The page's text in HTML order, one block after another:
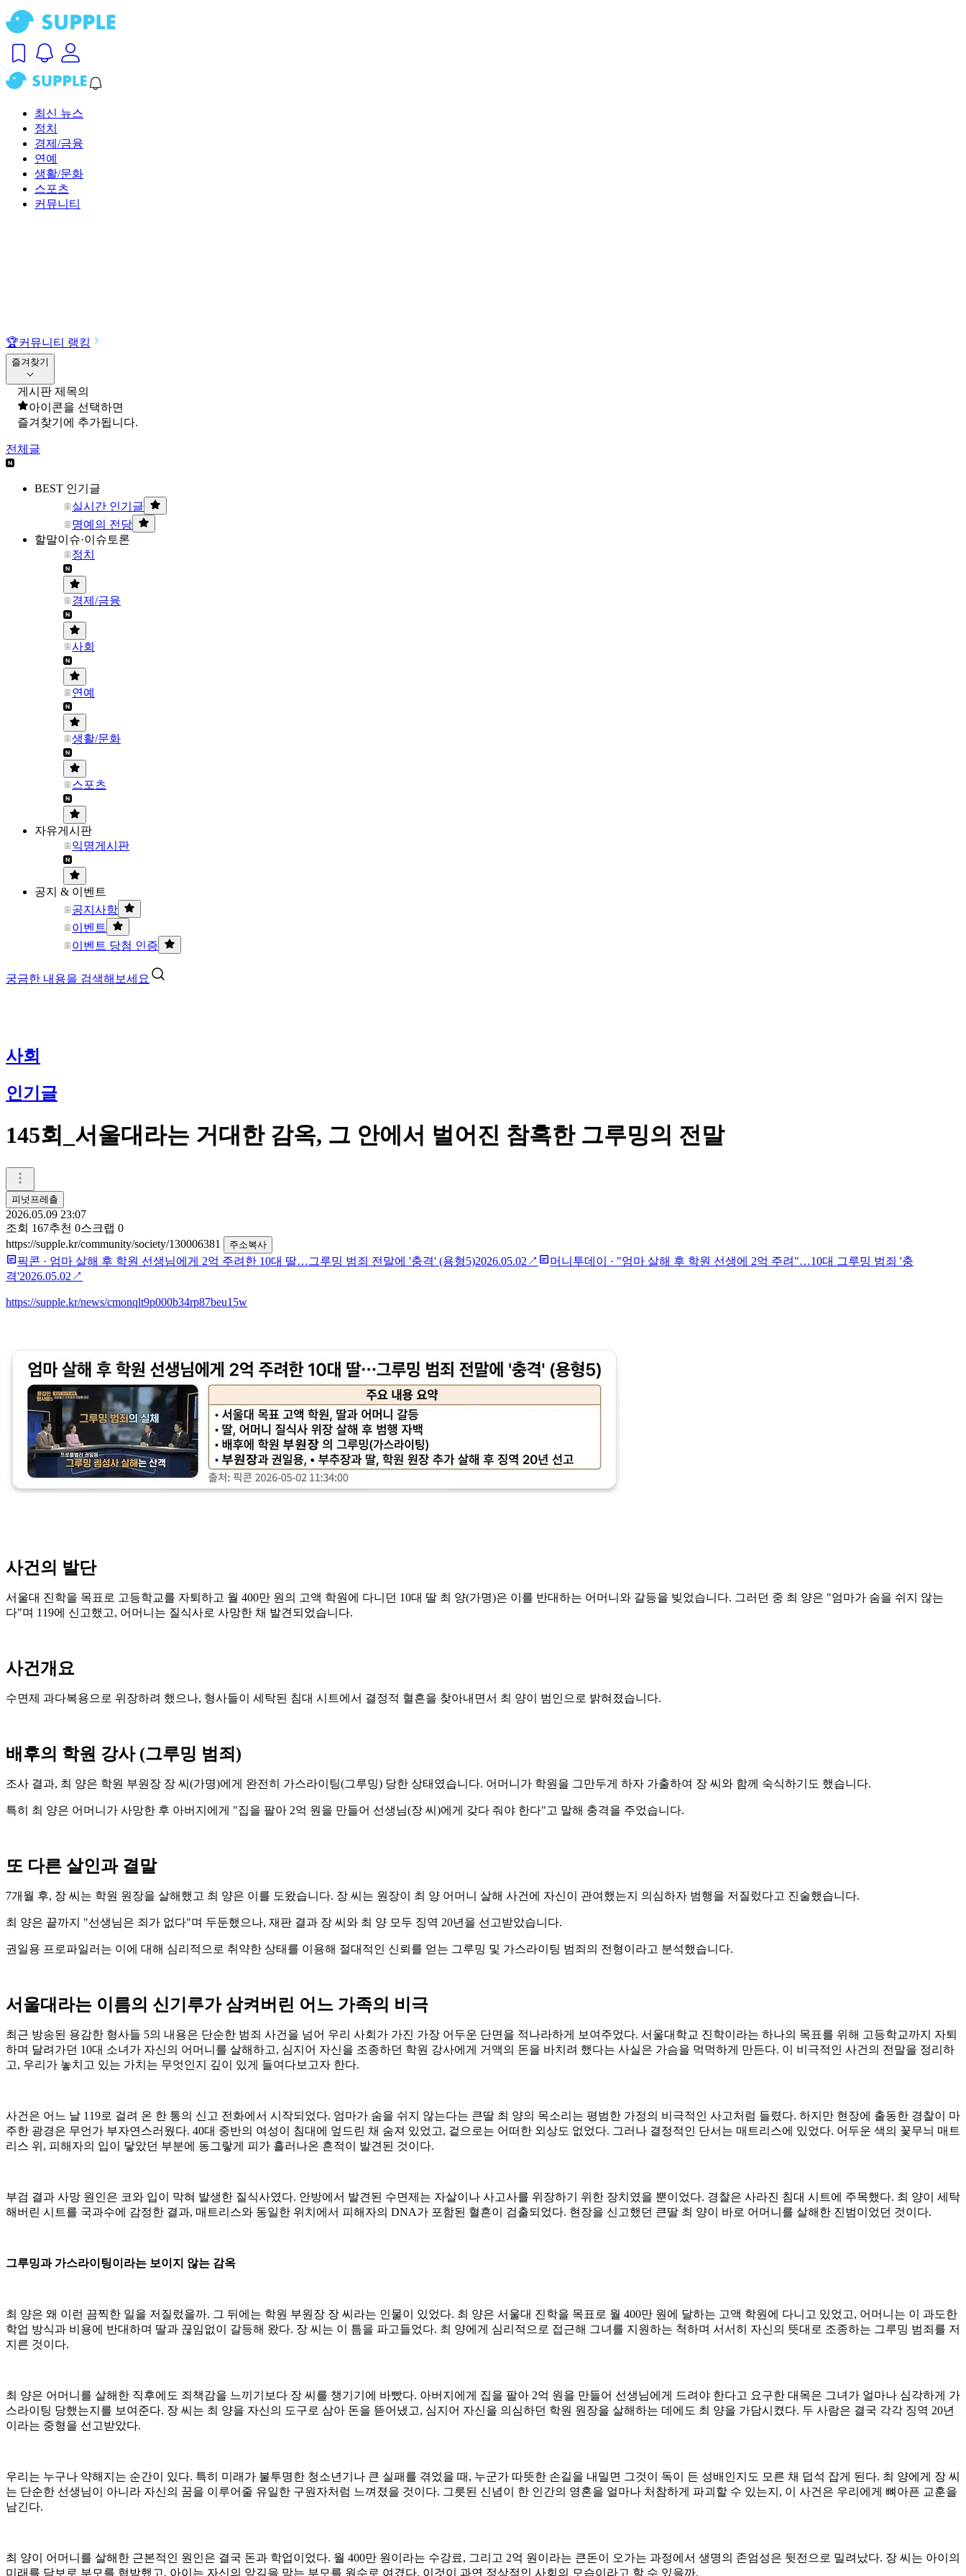
최신 뉴스
정치
경제/금융
연예
생활/문화
스포츠
커뮤니티
🏆커뮤니티 랭킹
즐겨찾기
게시판 제목의
아이콘을 선택하면
즐겨찾기에 추가됩니다.
전체글
BEST 인기글
실시간 인기글
명예의 전당
할말이슈·이슈토론
정치
경제/금융
사회
연예
생활/문화
스포츠
자유게시판
익명게시판
공지 & 이벤트
공지사항
이벤트
이벤트 당첨 인증
궁금한 내용을 검색해보세요
사회
인기글
145회_서울대라는 거대한 감옥, 그 안에서 벌어진 참혹한 그루밍의 전말
피넛프레츨
2026.05.09 23:07
조회 167추천 0스크랩 0
https://supple.kr/community/society/130006381
주소복사
픽콘 · 엄마 살해 후 학원 선생님에게 2억 주려한 10대 딸…그루밍 범죄 전말에 '충격' (용형5)2026.05.02 ↗ 머니투데이 · "엄마 살해 후 학원 선생에 2억 주려"…10대 그루밍 범죄 '충
격'2026.05.02 ↗
https://supple.kr/news/cmonqlt9p000b34rp87beu15w
사건의 발단
서울대 진학을 목표로 고등학교를 자퇴하고 월 400만 원의 고액 학원에 다니던 10대 딸 최 양(가명)은 이를 반대하는 어머니와 갈등을 빚었습니다. 그러던 중 최 양은 "엄마가 숨을 쉬지 않는
다"며 119에 신고했고, 어머니는 질식사로 사망한 채 발견되었습니다.
사건개요
수면제 과다복용으로 위장하려 했으나, 형사들이 세탁된 침대 시트에서 결정적 혈흔을 찾아내면서 최 양이 범인으로 밝혀졌습니다.
배후의 학원 강사 (그루밍 범죄)
조사 결과, 최 양은 학원 부원장 장 씨(가명)에게 완전히 가스라이팅(그루밍) 당한 상태였습니다. 어머니가 학원을 그만두게 하자 가출하여 장 씨와 함께 숙식하기도 했습니다.
특히 최 양은 어머니가 사망한 후 아버지에게 "집을 팔아 2억 원을 만들어 선생님(장 씨)에게 갖다 줘야 한다"고 말해 충격을 주었습니다.
또 다른 살인과 결말
7개월 후, 장 씨는 학원 원장을 살해했고 최 양은 이를 도왔습니다. 장 씨는 원장이 최 양 어머니 살해 사건에 자신이 관여했는지 의심하자 범행을 저질렀다고 진술했습니다.
최 양은 끝까지 "선생님은 죄가 없다"며 두둔했으나, 재판 결과 장 씨와 최 양 모두 징역 20년을 선고받았습니다.
권일용 프로파일러는 이에 대해 심리적으로 취약한 상태를 이용해 절대적인 신뢰를 얻는 그루밍 및 가스라이팅 범죄의 전형이라고 분석했습니다.
서울대라는 이름의 신기루가 삼켜버린 어느 가족의 비극
최근 방송된 용감한 형사들 5의 내용은 단순한 범죄 사건을 넘어 우리 사회가 가진 가장 어두운 단면을 적나라하게 보여주었다. 서울대학교 진학이라는 하나의 목표를 위해 고등학교까지 자퇴
하며 달려가던 10대 소녀가 자신의 어머니를 살해하고, 심지어 자신을 조종하던 학원 강사에게 거액의 돈을 바치려 했다는 사실은 가슴을 먹먹하게 만든다. 이 비극적인 사건의 전말을 정리하
고, 우리가 놓치고 있는 가치는 무엇인지 깊이 있게 들여다보고자 한다.
사건은 어느 날 119로 걸려 온 한 통의 신고 전화에서 시작되었다. 엄마가 숨을 쉬지 않는다는 큰딸 최 양의 목소리는 평범한 가정의 비극적인 사고처럼 들렸다. 하지만 현장에 출동한 경찰이 마
주한 광경은 무언가 부자연스러웠다. 40대 중반의 여성이 침대에 엎드린 채 숨져 있었고, 겉으로는 어떠한 외상도 없었다. 그러나 결정적인 단서는 매트리스에 있었다. 어두운 색의 꽃무늬 매트
리스 위, 피해자의 입이 닿았던 부분에 동그랗게 피가 흘러나온 흔적이 발견된 것이다.
부검 결과 사망 원인은 코와 입이 막혀 발생한 질식사였다. 안방에서 발견된 수면제는 자살이나 사고사를 위장하기 위한 장치였을 뿐이었다. 경찰은 사라진 침대 시트에 주목했다. 최 양이 세탁
해버린 시트를 국과수에 감정한 결과, 매트리스와 동일한 위치에서 피해자의 DNA가 포함된 혈흔이 검출되었다. 현장을 신고했던 큰딸 최 양이 바로 어머니를 살해한 진범이었던 것이다.
그루밍과 가스라이팅이라는 보이지 않는 감옥
최 양은 왜 이런 끔찍한 일을 저질렀을까. 그 뒤에는 학원 부원장 장 씨라는 인물이 있었다. 최 양은 서울대 진학을 목표로 월 400만 원에 달하는 고액 학원에 다니고 있었고, 어머니는 이 과도한
학업 방식과 비용에 반대하며 딸과 끊임없이 갈등해 왔다. 장 씨는 이 틈을 파고들었다. 최 양에게 심리적으로 접근해 그녀를 지원하는 척하며 서서히 자신의 뜻대로 조종하는 그루밍 범죄를 저
지른 것이다.
최 양은 어머니를 살해한 직후에도 죄책감을 느끼기보다 장 씨를 챙기기에 바빴다. 아버지에게 집을 팔아 2억 원을 만들어 선생님에게 드려야 한다고 요구한 대목은 그녀가 얼마나 심각하게 가
스라이팅 당했는지를 보여준다. 장 씨는 최 양을 자신의 도구로 삼아 돈을 뜯어냈고, 심지어 자신을 의심하던 학원 원장을 살해하는 데에도 최 양을 가담시켰다. 두 사람은 결국 각각 징역 20년
이라는 중형을 선고받았다.
우리는 누구나 약해지는 순간이 있다. 특히 미래가 불투명한 청소년기나 큰 실패를 겪었을 때, 누군가 따뜻한 손길을 내밀면 그것이 독이 든 성배인지도 모른 채 덥석 잡게 된다. 최 양에게 장 씨
는 단순한 선생님이 아니라 자신의 꿈을 이루어줄 유일한 구원자처럼 느껴졌을 것이다. 그릇된 신념이 한 인간의 영혼을 얼마나 처참하게 파괴할 수 있는지, 이 사건은 우리에게 뼈아픈 교훈을
남긴다.
최 양이 어머니를 살해한 근본적인 원인은 결국 돈과 학업이었다. 월 400만 원이라는 수강료, 그리고 2억 원이라는 큰돈이 오가는 과정에서 생명의 존엄성은 뒷전으로 밀려났다. 장 씨는 아이의
미래를 담보로 부모를 협박했고, 아이는 자신의 앞길을 막는 부모를 원수로 여겼다. 이것이 과연 정상적인 사회의 모습이라고 할 수 있을까.